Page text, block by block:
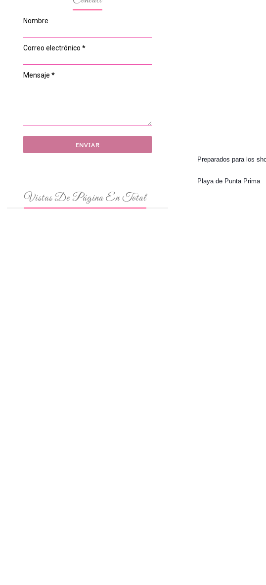
Preparados para los
Playa de Punta Prima
Nombre
Correo electrónico *
Mensaje *
Vistas De Página En Total